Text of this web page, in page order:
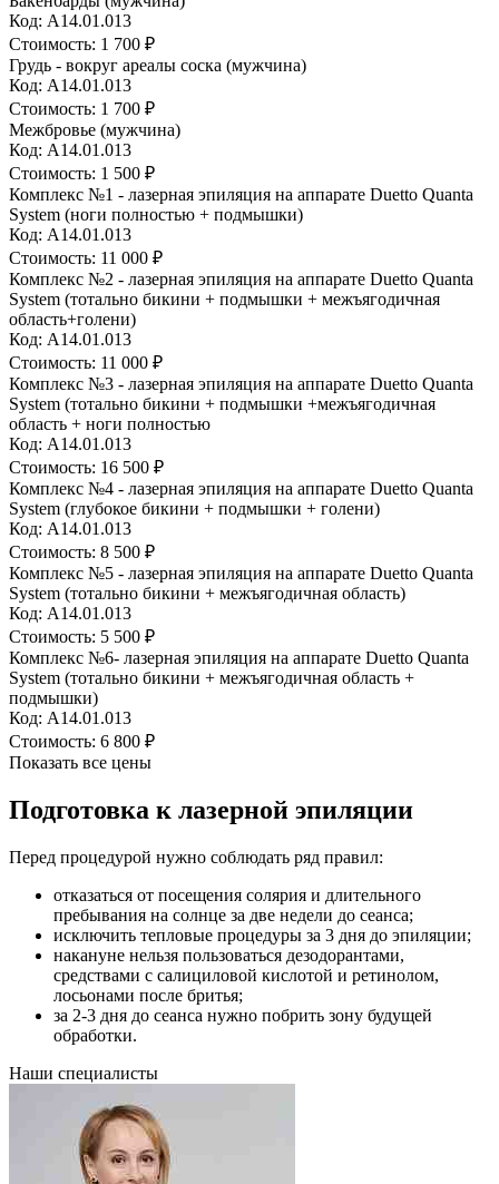
Код: A14.01.013
Стоимость: 1 700 ₽
Грудь - вокруг ареалы соска (мужчина)
Код: A14.01.013
Стоимость: 1 700 ₽
Межбровье (мужчина)
Код: A14.01.013
Стоимость: 1 500 ₽
Комплекс №1 - лазерная эпиляция на аппарате Duetto Quanta
System (ноги полностью + подмышки)
Код: A14.01.013
Стоимость: 11 000 ₽
Комплекс №2 - лазерная эпиляция на аппарате Duetto Quanta
System (тотально бикини + подмышки + межъягодичная
область+голени)
Код: A14.01.013
Стоимость: 11 000 ₽
Комплекс №3 - лазерная эпиляция на аппарате Duetto Quanta
System (тотально бикини + подмышки +межъягодичная
область + ноги полностью
Код: A14.01.013
Стоимость: 16 500 ₽
Комплекс №4 - лазерная эпиляция на аппарате Duetto Quanta
System (глубокое бикини + подмышки + голени)
Код: A14.01.013
Стоимость: 8 500 ₽
Комплекс №5 - лазерная эпиляция на аппарате Duetto Quanta
System (тотально бикини + межъягодичная область)
Код: A14.01.013
Стоимость: 5 500 ₽
Комплекс №6- лазерная эпиляция на аппарате Duetto Quanta
System (тотально бикини + межъягодичная область +
подмышки)
Код: A14.01.013
Стоимость: 6 800 ₽
Показать все цены
Подготовка к лазерной эпиляции
Перед процедурой нужно соблюдать ряд правил:
отказаться от посещения солярия и длительного
пребывания на солнце за две недели до сеанса;
исключить тепловые процедуры за 3 дня до эпиляции;
накануне нельзя пользоваться дезодорантами,
средствами с салициловой кислотой и ретинолом,
лосьонами после бритья;
за 2-3 дня до сеанса нужно побрить зону будущей
обработки.
Наши специалисты